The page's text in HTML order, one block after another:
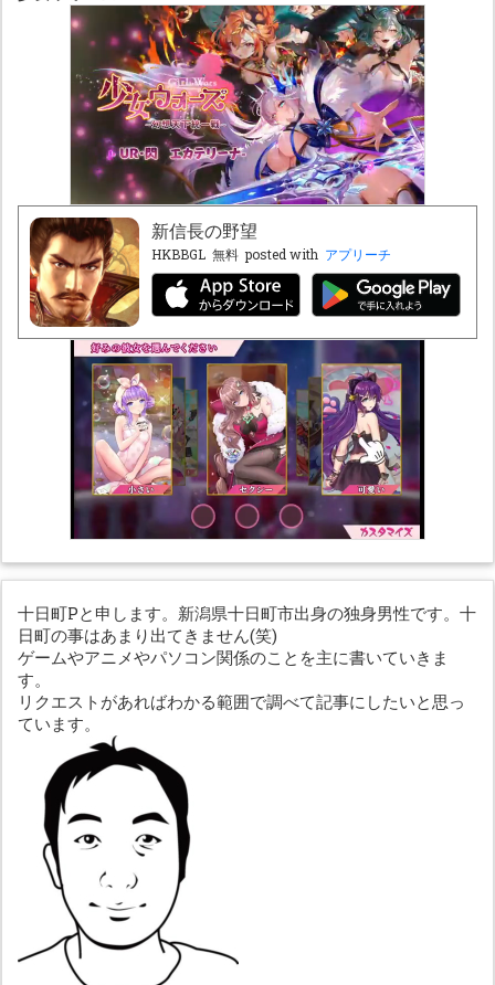
新信長の野望
HKBBGL 無料 posted with アプリーチ
十日町Pと申します。新潟県十日町市出身の独身男性です。十
日町の事はあまり出てきません(笑)
ゲームやアニメやパソコン関係のことを主に書いていきま
す。
リクエストがあればわかる範囲で調べて記事にしたいと思っ
ています。